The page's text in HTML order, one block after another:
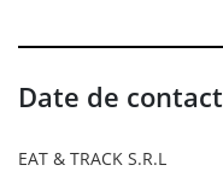
Date de contact
EAT & TRACK S.R.L